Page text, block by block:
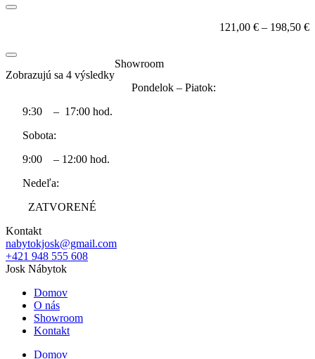
121,00 € – 198,50 €
Zobrazujú sa 4 výsledky
Showroom
Pondelok – Piatok:
9:30 – 17:00 hod.
Sobota:
9:00 – 12:00 hod.
Nedeľa:
ZATVORENÉ
Kontakt
nabytokjosk@gmail.com
+421 948 555 608
Josk Nábytok
Domov
O nás
Showroom
Kontakt
Domov